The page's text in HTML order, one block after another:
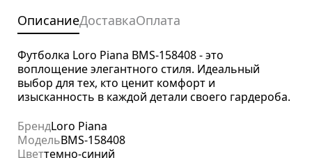
ОписаниеДоставкаОплата
Футболка Loro Piana BMS-158408 - это
воплощение элегантного стиля. Идеальный
выбор для тех, кто ценит комфорт и
изысканность в каждой детали своего гардероба.
БрендLoro Piana
МодельBMS-158408
Цветтемно-синий